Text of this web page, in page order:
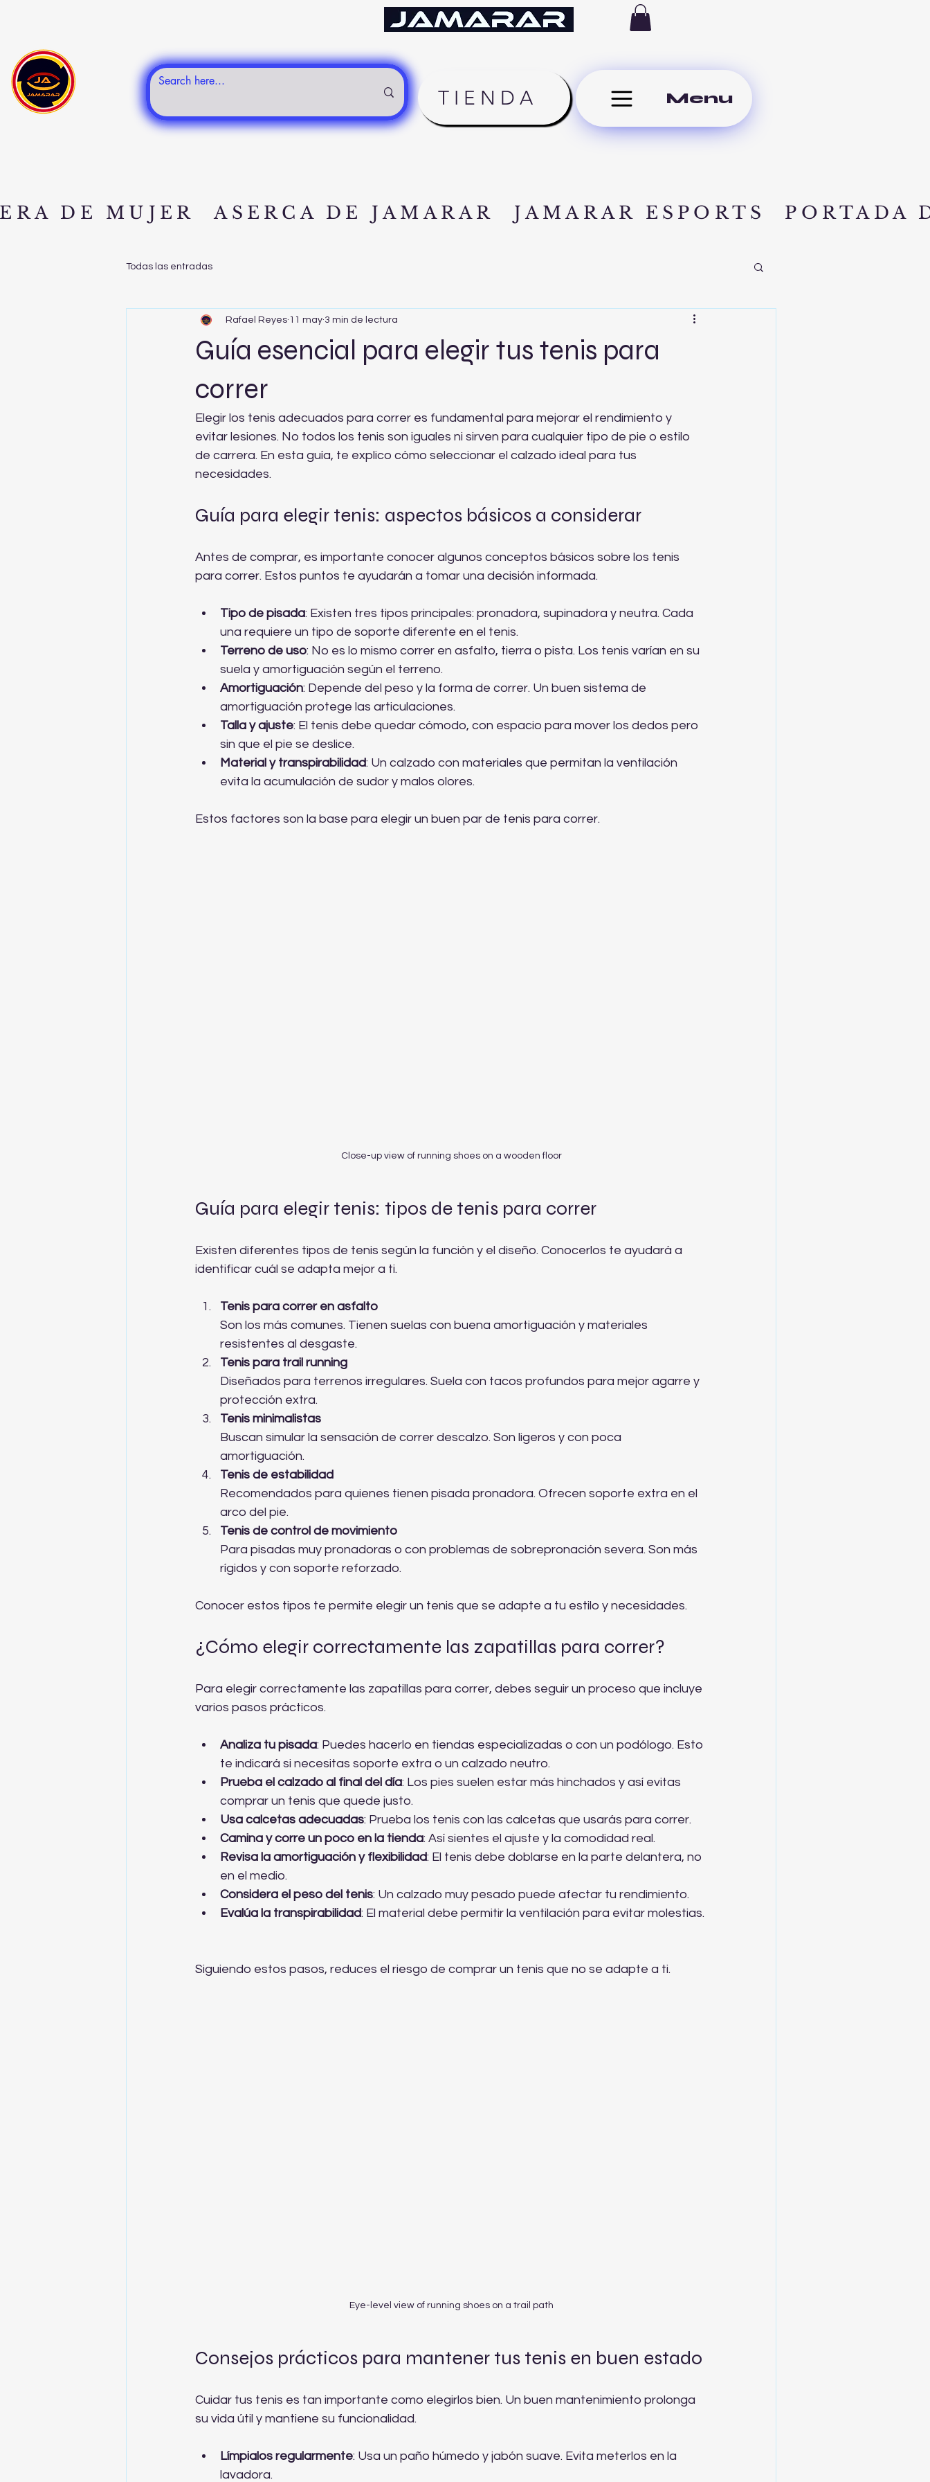
Todas las entradas
Guía esencial para elegir tus tenis para
correr
Rafael Reyes 11 may 3 min de lectura
Elegir los tenis adecuados para correr es fundamental para mejorar el rendimiento y
evitar lesiones. No todos los tenis son iguales ni sirven para cualquier tipo de pie o estilo
de carrera. En esta guía, te explico cómo seleccionar el calzado ideal para tus
necesidades.
Guía para elegir tenis: aspectos básicos a considerar
Antes de comprar, es importante conocer algunos conceptos básicos sobre los tenis
para correr. Estos puntos te ayudarán a tomar una decisión informada.
Tipo de pisada: Existen tres tipos principales: pronadora, supinadora y neutra. Cada
una requiere un tipo de soporte diferente en el tenis.
Terreno de uso: No es lo mismo correr en asfalto, tierra o pista. Los tenis varían en su
suela y amortiguación según el terreno.
Amortiguación: Depende del peso y la forma de correr. Un buen sistema de
amortiguación protege las articulaciones.
Talla y ajuste: El tenis debe quedar cómodo, con espacio para mover los dedos pero
sin que el pie se deslice.
Material y transpirabilidad: Un calzado con materiales que permitan la ventilación
evita la acumulación de sudor y malos olores.
Estos factores son la base para elegir un buen par de tenis para correr.
Close-up view of running shoes on a wooden floor
Guía para elegir tenis: tipos de tenis para correr
Existen diferentes tipos de tenis según la función y el diseño. Conocerlos te ayudará a
identificar cuál se adapta mejor a ti.
Tenis para correr en asfalto
Son los más comunes. Tienen suelas con buena amortiguación y materiales
resistentes al desgaste.
Tenis para trail running
Diseñados para terrenos irregulares. Suela con tacos profundos para mejor agarre y
protección extra.
Tenis minimalistas
Buscan simular la sensación de correr descalzo. Son ligeros y con poca
amortiguación.
Tenis de estabilidad
Recomendados para quienes tienen pisada pronadora. Ofrecen soporte extra en el
arco del pie.
Tenis de control de movimiento
Para pisadas muy pronadoras o con problemas de sobrepronación severa. Son más
rígidos y con soporte reforzado.
Conocer estos tipos te permite elegir un tenis que se adapte a tu estilo y necesidades.
¿Cómo elegir correctamente las zapatillas para correr?
Para elegir correctamente las zapatillas para correr, debes seguir un proceso que incluye
varios pasos prácticos.
Analiza tu pisada: Puedes hacerlo en tiendas especializadas o con un podólogo. Esto
te indicará si necesitas soporte extra o un calzado neutro.
Prueba el calzado al final del día: Los pies suelen estar más hinchados y así evitas
comprar un tenis que quede justo.
Usa calcetas adecuadas: Prueba los tenis con las calcetas que usarás para correr.
Camina y corre un poco en la tienda: Así sientes el ajuste y la comodidad real.
Revisa la amortiguación y flexibilidad: El tenis debe doblarse en la parte delantera, no
en el medio.
Considera el peso del tenis: Un calzado muy pesado puede afectar tu rendimiento.
Evalúa la transpirabilidad: El material debe permitir la ventilación para evitar molestias.
Siguiendo estos pasos, reduces el riesgo de comprar un tenis que no se adapte a ti.
Eye-level view of running shoes on a trail path
Consejos prácticos para mantener tus tenis en buen estado
Cuidar tus tenis es tan importante como elegirlos bien. Un buen mantenimiento prolonga
su vida útil y mantiene su funcionalidad.
Límpialos regularmente: Usa un paño húmedo y jabón suave. Evita meterlos en la
lavadora.
Menu
DE MUJER ASERCA DE JAMARAR JAMARAR ESPORTS PORTADA
TIENDA